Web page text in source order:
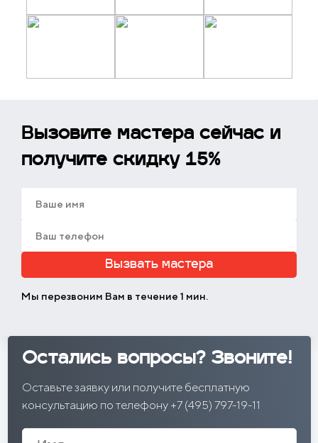
Вызовите мастера сейчас и
получите скидку 15%
Вызвать мастера
Мы перезвоним Вам в течение 1 мин.
Остались вопросы? Звоните!
Оставьте заявку или получите бесплатную
консультацию по телефону +7 (495) 797-19-11